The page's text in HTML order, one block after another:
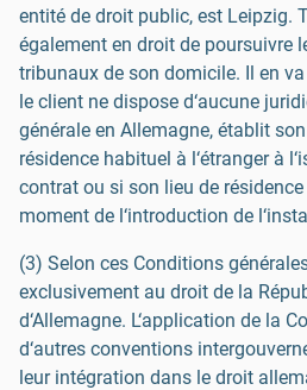
entité de droit public, est Leipzig.
également en droit de poursuivre
tribunaux de son domicile. Il en
le client ne dispose d‘aucune
générale en Allemagne, établit
résidence habituel à l‘étranger à
contrat ou si son lieu de
moment de l‘introduction de
(3) Selon ces Conditions
exclusivement au droit de la
d‘Allemagne. L‘application de la
d‘autres conventions
leur intégration dans le droit